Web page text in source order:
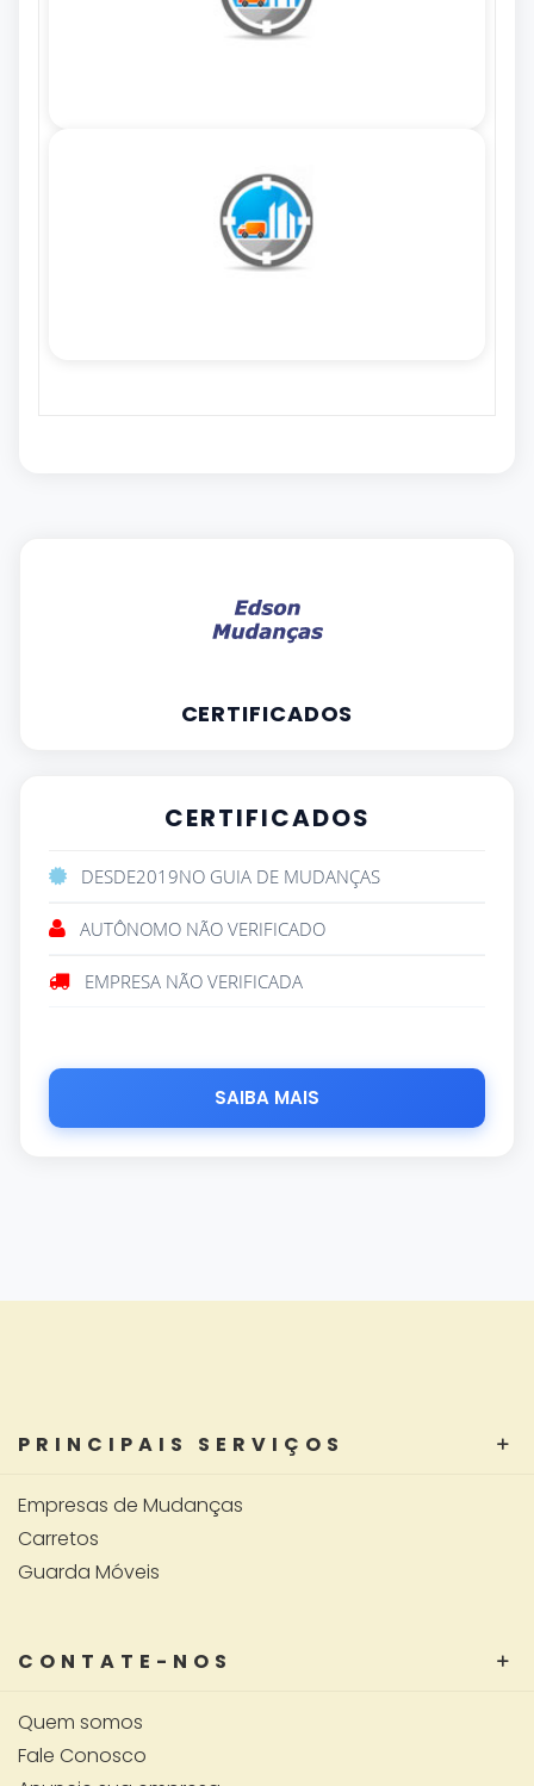
CERTIFICADOS
CERTIFICADOS
DESDE2019NO GUIA DE MUDANÇAS
AUTÔNOMO NÃO VERIFICADO
EMPRESA NÃO VERIFICADA
SAIBA MAIS
PRINCIPAIS SERVIÇOS
Empresas de Mudanças
Carretos
Guarda Móveis
CONTATE-NOS
Quem somos
Fale Conosco